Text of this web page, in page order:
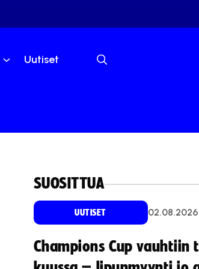
Uutiset
SUOSITTUA
UUTISET 02.08.2026
Champions Cup vauhtiin